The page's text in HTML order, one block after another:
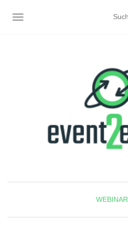
NAVIGATION UMSCHALTEN
WEBINAR